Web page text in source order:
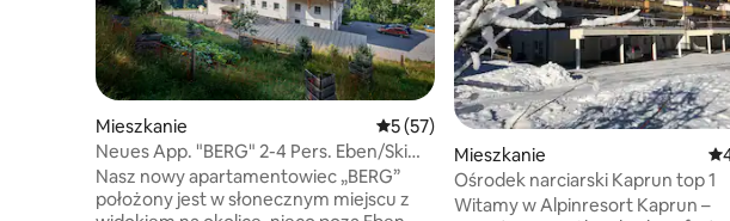
Mieszkanie Średnia ocena: 5 na 5, liczba recenzji: 57
5 (57)
Neues App. "BERG" 2-4 Pers. Eben/Ski
Amadé
Nasz nowy apartamentowiec „BERG”
położony jest w słonecznym miejscu z
Mieszkanie
Ośrodek narciarski Kaprun top 1
Witamy w Alpinresort Kaprun –